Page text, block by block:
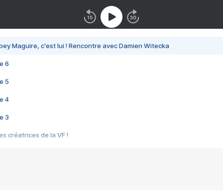
Maguire, c'est lui ! Rencontre avec Damien Witecka
6
5
4
3
créatrices de la VF !